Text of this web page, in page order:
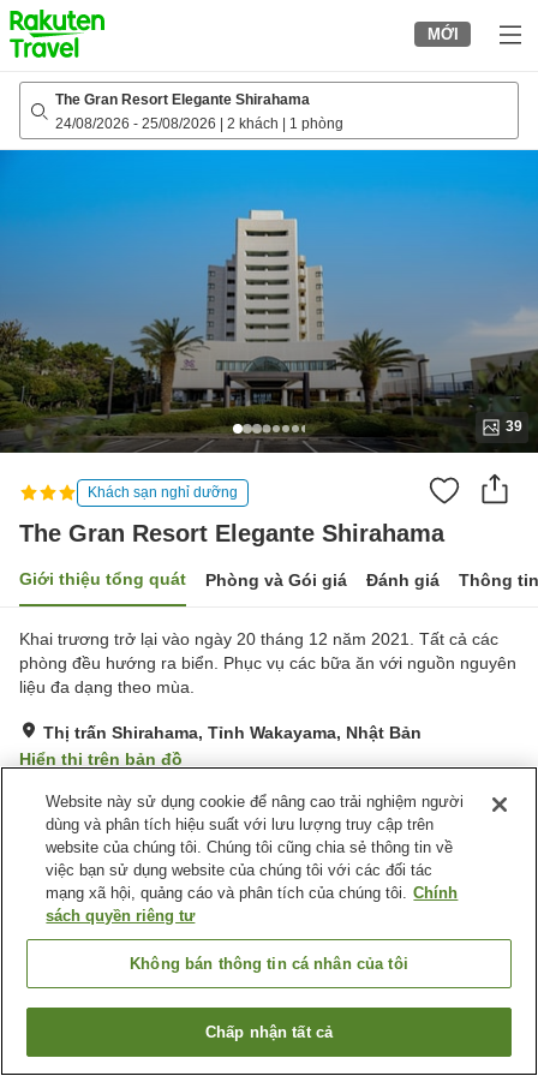
to
top
page
MỚI
The Gran Resort Elegante Shirahama
24/08/2026 - 25/08/2026 2 khách 1 phòng
39
Khách sạn nghỉ dưỡng
The Gran Resort Elegante Shirahama
Giới thiệu tổng quát Phòng và Gói giá Đánh giá Thông
Khai trương trở lại vào ngày 20 tháng 12 năm 2021. Tất cả các
phòng đều hướng ra biển. Phục vụ các bữa ăn với nguồn nguyên
liệu đa dạng theo mùa.
Thị trấn Shirahama, Tỉnh Wakayama, Nhật Bản
Hiển thị trên bản đồ
Rất tốt Đánh giá:235 lượt
Tiện nghi chỗ nghỉ
Xông hơi
Nhà hàng
Cafe
Trang chủ Nhật Bản Tỉnh Wakayama
Thị trấn Shirahama
The Gran Resort Elegante Shirahama
Tìm phòng trống
Website này sử dụng cookie để nâng cao trải nghiệm người
dùng và phân tích hiệu suất với lưu lượng truy cập trên
website của chúng tôi. Chúng tôi cũng chia sẻ thông tin về
việc bạn sử dụng website của chúng tôi với các đối tác
mạng xã hội, quảng cáo và phân tích của chúng tôi. Chính
sách quyền riêng tư
Không bán thông tin cá nhân của tôi
Chấp nhận tất cả